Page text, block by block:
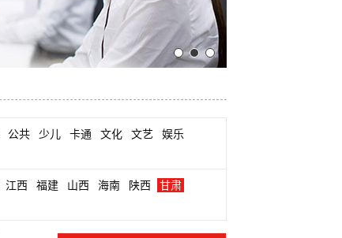
公共 少儿 卡通 文化 文艺
娱乐
江西 福建 山西 海南 陕西
甘肃